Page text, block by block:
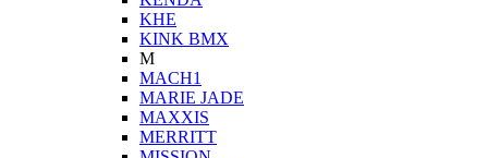
KHE
KINK BMX
M
MACH1
MARIE JADE
MAXXIS
MERRITT